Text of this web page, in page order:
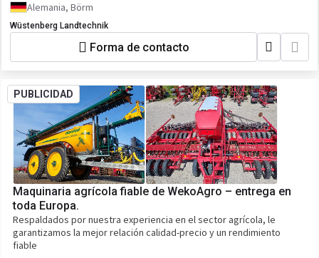
Alemania, Börm
Wüstenberg Landtechnik
Forma de contacto
PUBLICIDAD
Maquinaria agrícola fiable de WekoAgro – entrega en
toda Europa.
Respaldados por nuestra experiencia en el sector agrícola, le
garantizamos la mejor relación calidad-precio y un rendimiento
fiable